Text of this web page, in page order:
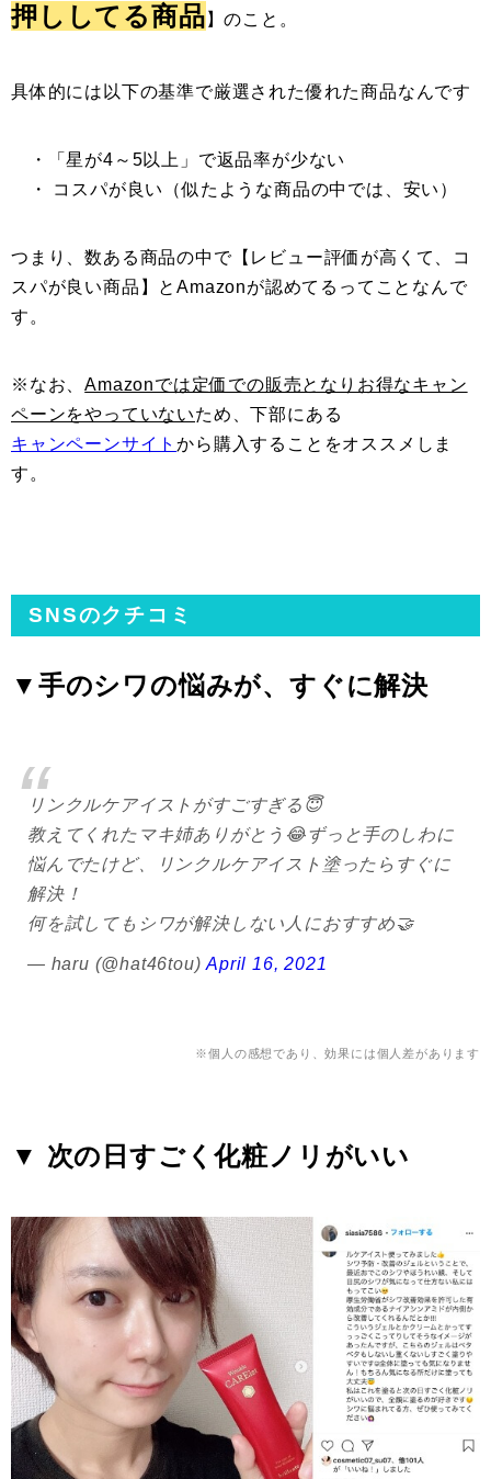
押ししてる商品 】のこと。
具体的には以下の基準で厳選された優れた商品なんです
・「星が4～5以上」で返品率が少ない
・ コスパが良い（似たような商品の中では、安い）
つまり、数ある商品の中で【レビュー評価が高くて、コ
スパが良い商品】とAmazonが認めてるってことなんで
す。
※なお、Amazonでは定価での販売となりお得なキャン
ペーンをやっていないため、下部にある
キャンペーンサイトから購入することをオススメしま
す。
SNSのクチコミ
▼手のシワの悩みが、すぐに解決
リンクルケアイストがすごすぎる😇
教えてくれたマキ姉ありがとう😂ずっと手のしわに
悩んでたけど、リンクルケアイスト塗ったらすぐに
解決！
何を試してもシワが解決しない人におすすめ🤝
— haru (@hat46tou)April 16, 2021
※個人の感想であり、効果には個人差があります
▼ 次の日すごく化粧ノリがいい